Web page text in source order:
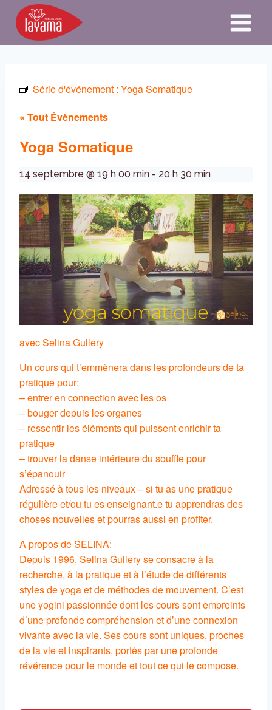
Aller
contenu
Série d'événement : Yoga Somatique
« Tout Évènements
Yoga Somatique
14 septembre @ 19 h 00 min - 20 h 30 min
avec Selina Gullery
Un cours qui t’emmènera dans les profondeurs de ta
pratique pour:
– entrer en connection avec les os
– bouger depuis les organes
– ressentir les éléments qui puissent enrichir ta
pratique
– trouver la danse intérieure du souffle pour
s’épanouir
Adressé à tous les niveaux – si tu as une pratique
régulière et/ou tu es enseignant.e tu apprendras des
choses nouvelles et pourras aussi en profiter.
A propos de SELINA:
Depuis 1996, Selina Gullery se consacre à la
recherche, à la pratique et à l’étude de différents
styles de yoga et de méthodes de mouvement. C’est
une yogini passionnée dont les cours sont empreints
d’une profonde compréhension et d’une connexion
vivante avec la vie. Ses cours sont uniques, proches
de la vie et inspirants, portés par une profonde
révérence pour le monde et tout ce qui le compose.